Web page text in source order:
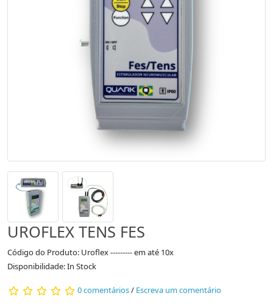
UROFLEX TENS FES
Código do Produto: Uroflex --------- em até 10x
Disponibilidade: In Stock
0 comentários/ Escreva um comentário